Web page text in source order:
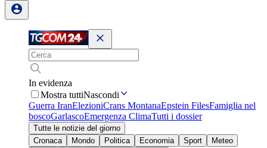
In evidenza
Mostra tuttiNascondi
Guerra IranElezioniCrans MontanaEpstein FilesFamiglia nel
boscoGarlascoEmergenza ClimaTutti i dossier
Tutte le notizie del giorno
Cronaca
Mondo Politica Economia Sport
Meteo